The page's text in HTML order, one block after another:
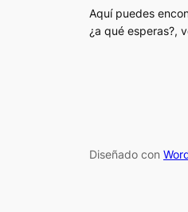
Aquí puedes
¿a qué esperas?,
Diseñado con